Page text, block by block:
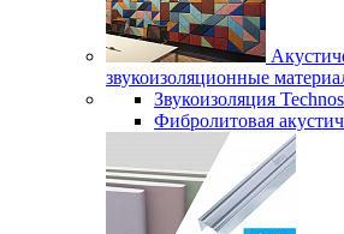
звукоизоляционные
Звукоизоляция
Фибролитовая